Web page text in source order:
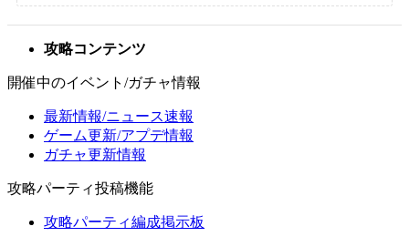
攻略コンテンツ
開催中のイベント/ガチャ情報
最新情報/ニュース速報
ゲーム更新/アプデ情報
ガチャ更新情報
攻略パーティ投稿機能
攻略パーティ編成掲示板